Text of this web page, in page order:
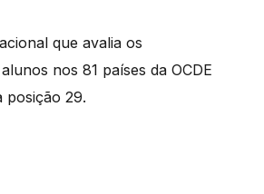
que avalia os
nos 81 países da OCDE
posição 29.